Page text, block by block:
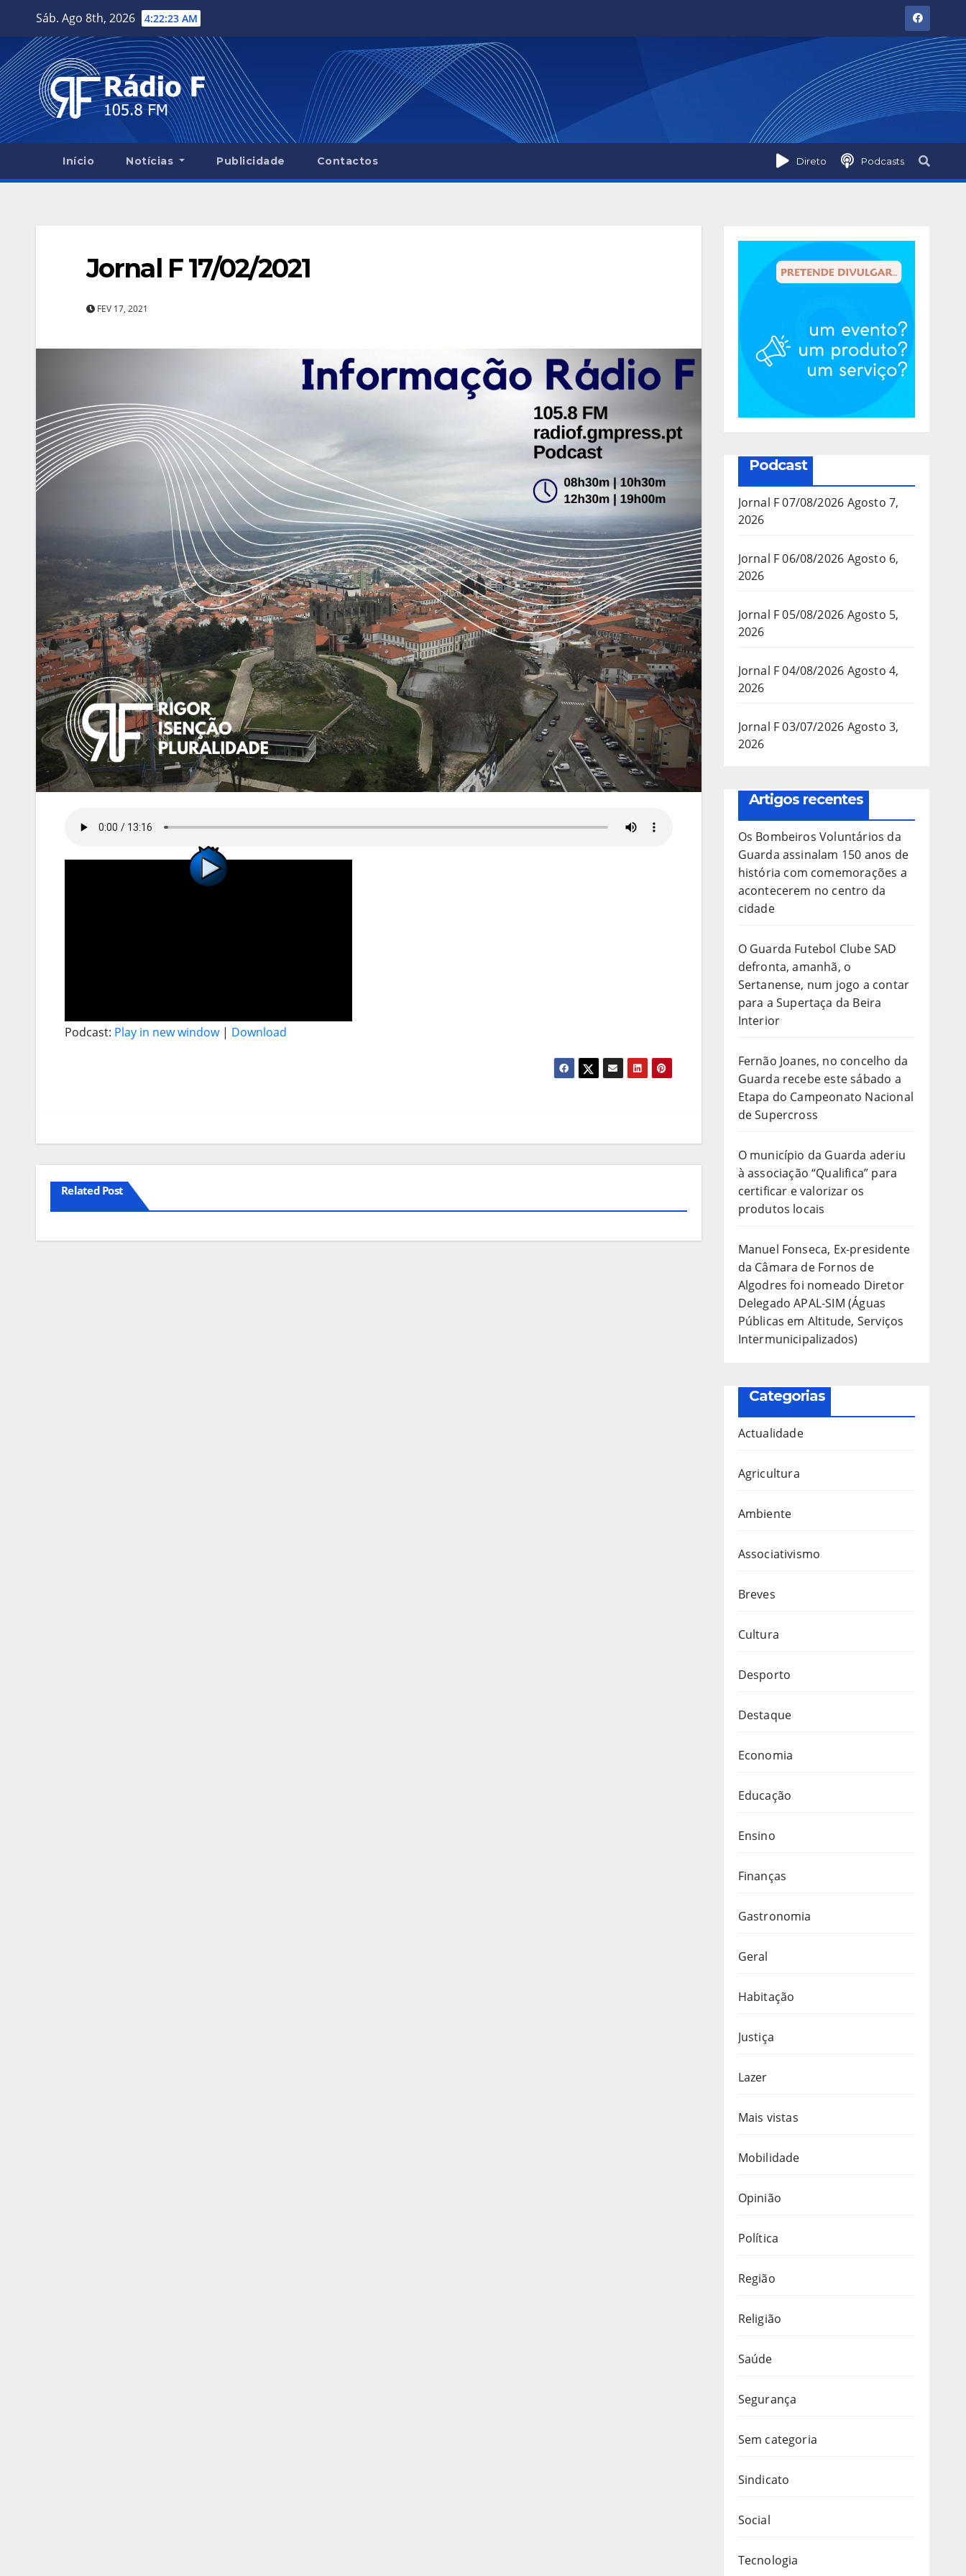
content
Sáb. Ago 8th, 2026 4:22:24 AM
Direto Podcasts
Início Notícias Publicidade Contactos
Jornal F 17/02/2021
FEV 17, 2021
Podcast: Play in new window| Download
Related Post
Podcast
Jornal F 07/08/2026 Agosto 7,
2026
Jornal F 06/08/2026 Agosto 6,
2026
Jornal F 05/08/2026 Agosto 5,
2026
Jornal F 04/08/2026 Agosto 4,
2026
Jornal F 03/07/2026 Agosto 3,
2026
Artigos recentes
Os Bombeiros Voluntários da
Guarda assinalam 150 anos de
história com comemorações a
acontecerem no centro da
cidade
O Guarda Futebol Clube SAD
defronta, amanhã, o
Sertanense, num jogo a contar
para a Supertaça da Beira
Interior
Fernão Joanes, no concelho da
Guarda recebe este sábado a
Etapa do Campeonato Nacional
de Supercross
O município da Guarda aderiu
à associação “Qualifica” para
certificar e valorizar os
produtos locais
Manuel Fonseca, Ex-presidente
da Câmara de Fornos de
Algodres foi nomeado Diretor
Delegado APAL-SIM (Águas
Públicas em Altitude, Serviços
Intermunicipalizados)
Categorias
Actualidade
Agricultura
Ambiente
Associativismo
Breves
Cultura
Desporto
Destaque
Economia
Educação
Ensino
Finanças
Gastronomia
Geral
Habitação
Justiça
Lazer
Mais vistas
Mobilidade
Opinião
Política
Região
Religião
Saúde
Segurança
Sem categoria
Sindicato
Social
Tecnologia